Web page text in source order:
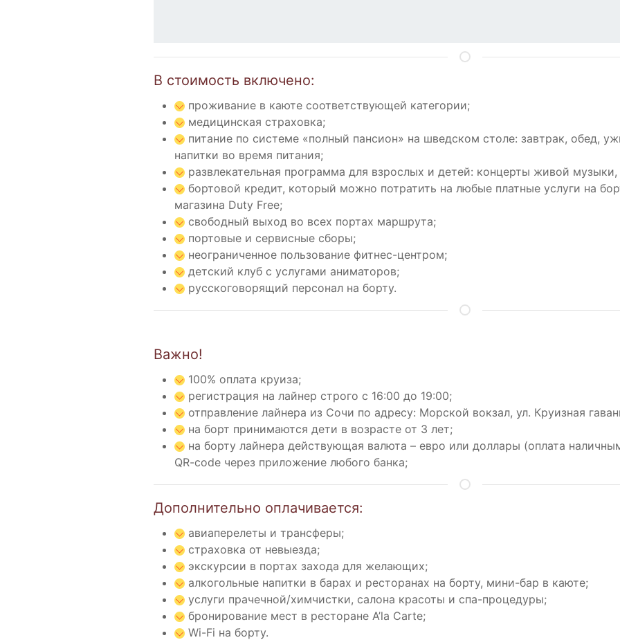
В стоимость включено:
проживание в каюте соответствующей категории;
медицинская страховка;
питание по системе «полный пансион» на шведском столе: завтрак, обед,
напитки во время питания;
развлекательная программа для взрослых и детей: концерты живой
бортовой кредит, который можно потратить на любые платные услуги на
магазина Duty Free;
свободный выход во всех портах маршрута;
портовые и сервисные сборы;
неограниченное пользование фитнес-центром;
детский клуб с услугами аниматоров;
русскоговорящий персонал на борту.
Важно!
100% оплата круиза;
регистрация на лайнер строго с 16:00 до 19:00;
отправление лайнера из Сочи по адресу: Морской вокзал, ул. Круизная
на борт принимаются дети в возрасте от 3 лет;
на борту лайнера действующая валюта – евро или доллары (оплата
QR-code через приложение любого банка;
Дополнительно оплачивается:
авиаперелеты и трансферы;
страховка от невыезда;
экскурсии в портах захода для желающих;
алкогольные напитки в барах и ресторанах на борту, мини-бар в каюте;
услуги прачечной/химчистки, салона красоты и спа-процедуры;
бронирование мест в ресторане A’la Carte;
Wi-Fi на борту.